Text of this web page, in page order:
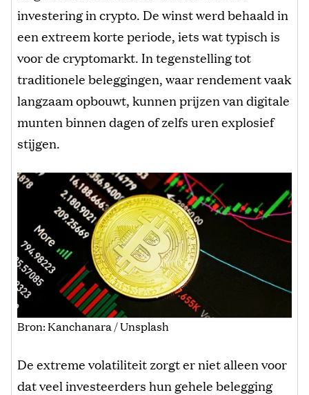
investering in crypto. De winst werd behaald in
een extreem korte periode, iets wat typisch is
voor de cryptomarkt. In tegenstelling tot
traditionele beleggingen, waar rendement vaak
langzaam opbouwt, kunnen prijzen van digitale
munten binnen dagen of zelfs uren explosief
stijgen.
Bron: Kanchanara / Unsplash
De extreme volatiliteit zorgt er niet alleen voor
dat veel investeerders hun gehele belegging